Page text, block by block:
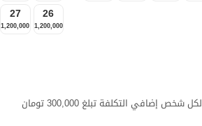
26
1,200,000
27
1,200,000
لكل شخص إضافي التكلفة تبلغ 300,000 تومان